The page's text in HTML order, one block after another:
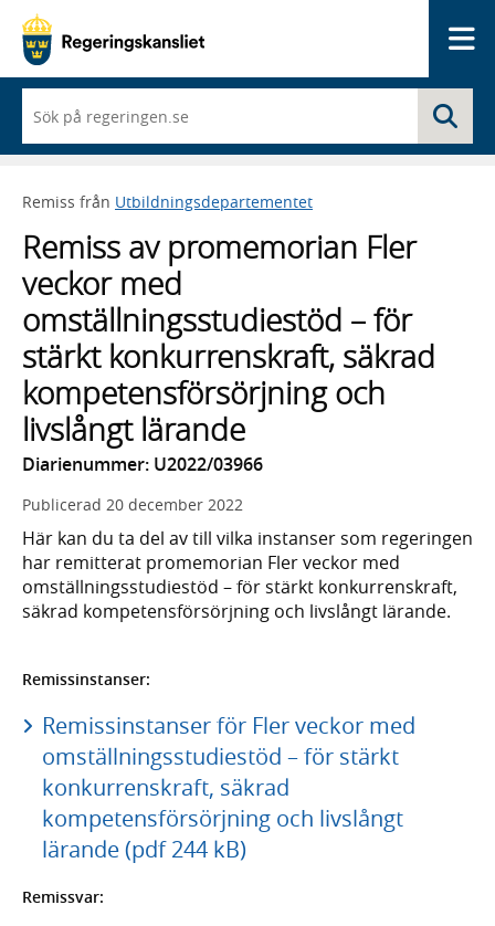
du
börjar
skriva
framträder
lista
med
sökförslag
Remiss från Utbildningsdepartementet
Remiss av promemorian Fler
veckor med
omställningsstudiestöd – för
stärkt konkurrenskraft, säkrad
kompetensförsörjning och
livslångt lärande
Diarienummer: U2022/03966
Publicerad 20 december 2022
Här kan du ta del av till vilka instanser som regeringen
har remitterat promemorian Fler veckor med
omställningsstudiestöd – för stärkt konkurrenskraft,
säkrad kompetensförsörjning och livslångt lärande.
Remissinstanser:
Remissinstanser för Fler veckor med
omställningsstudiestöd – för stärkt
konkurrenskraft, säkrad
kompetensförsörjning och livslångt
lärande (pdf 244 kB)
Remissvar: